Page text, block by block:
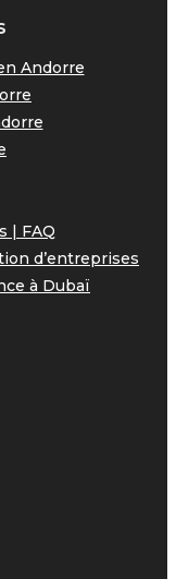
Andorre
| FAQ
d’entreprises
à Dubaï